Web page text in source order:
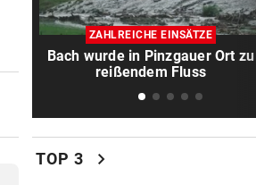
WERDEN JETZT BEERDIGT vor
Niedrigwasser legte
Budapest frei
Mit Versorgung überfordert:
Schweine verendet
ZAHLREICHE EINSÄTZE
Bach wurde in Pinzgauer Ort zu
reißendem Fluss
TOP 3 chevron_right